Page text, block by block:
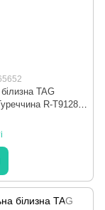
TAG
R-T9128